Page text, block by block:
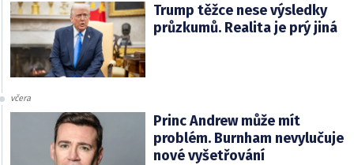
Trump těžce nese výsledky
průzkumů. Realita je prý jiná
včera
Princ Andrew může mít
problém. Burnham nevylučuje
nové vyšetřování